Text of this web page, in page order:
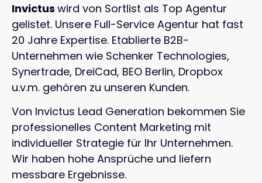
Invictus wird von Sortlist als Top Agentur
gelistet. Unsere Full-Service Agentur hat fast
20 Jahre Expertise. Etablierte B2B-
Unternehmen wie Schenker Technologies,
Synertrade, DreiCad, BEO Berlin, Dropbox
u.v.m. gehören zu unseren Kunden.
Von Invictus Lead Generation bekommen Sie
professionelles Content Marketing mit
individueller Strategie für Ihr Unternehmen.
Wir haben hohe Ansprüche und liefern
messbare Ergebnisse.